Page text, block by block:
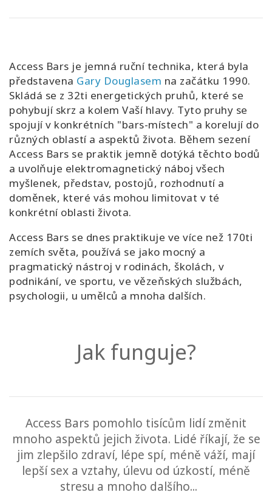
Access Bars je jemná ruční technika, která byla
představena Gary Douglasem na začátku 1990.
Skládá se z 32ti energetických pruhů, které se
pohybují skrz a kolem Vaší hlavy. Tyto pruhy se
spojují v konkrétních "bars-místech" a korelují do
různých oblastí a aspektů života. Během sezení
Access Bars se praktik jemně dotýká těchto bodů
a uvolňuje elektromagnetický náboj všech
myšlenek, představ, postojů, rozhodnutí a
doměnek, které vás mohou limitovat v té
konkrétní oblasti života.
Access Bars se dnes praktikuje ve více než 170ti
zemích světa, používá se jako mocný a
pragmatický nástroj v rodinách, školách, v
podnikání, ve sportu, ve vězeňských službách,
psychologii, u umělců a mnoha dalších.
Jak funguje?
Access Bars pomohlo tisícům lidí změnit
mnoho aspektů jejich života. Lidé říkají, že se
jim zlepšilo zdraví, lépe spí, méně váží, mají
lepší sex a vztahy, úlevu od úzkostí, méně
stresu a mnoho dalšího...